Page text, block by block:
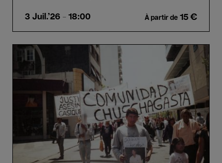
3 Juil.'26 - 18:00 À partir de 15 €
Our
tierra)
Martel